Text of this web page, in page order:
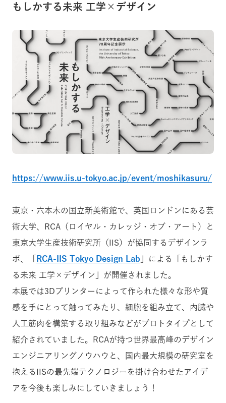
もしかする未来 工学×デザイン
https://www.iis.u-tokyo.ac.jp/event/moshikasuru/
東京・六本木の国立新美術館で、 英国ロンドンにある芸
術大学、RCA（ロイヤル・カレッジ・オブ・アート）と
東京大学生産技術研究所（IIS）が協同するデザインラ
ボ、「
RCA-IIS Tokyo Design Lab 」による
「もしかす
る未来 工学×デザイン」が開催されました。
本展では3Dプリンターによって作られた様々な形や質
感を手にとって触ってみたり、 細胞を組み立て、内臓や
人工筋肉を構築する取り組みなどがプロトタイプとして
紹介されていました。
RCAが持つ世界最高峰のデザイン
エンジニアリングノウハウと、国内最大規模の研究室を
抱えるIISの最先端テクノロジーを掛け合わせたアイデ
アを今後も楽しみにしていきましょう！